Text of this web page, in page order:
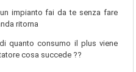
impianto fai da te senza fare
ritorna
quanto consumo il plus viene
cosa succede ??